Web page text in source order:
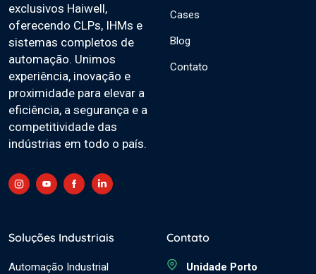
exclusivos Haiwell,
oferecendo CLPs, IHMs e
sistemas completos de
automação. Unimos
experiência, inovação e
proximidade para elevar a
eficiência, a segurança e a
competitividade das
indústrias em todo o país.
Cases
Blog
Contato
Soluções Industriais
Automação Industrial
Contato
Unidade Porto